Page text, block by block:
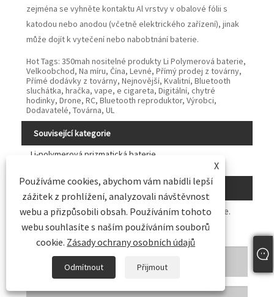
zejména se vyhněte kontaktu Al vrstvy v obalové fólii s
katodou nebo anodou (včetně elektrického zařízení), jinak
může dojít k vytečení nebo nabobtnání baterie.
Hot Tags: 350mah nositelné produkty Li Polymerová baterie,
Velkoobchod, Na míru, Čína, Levné, Přímý prodej z továrny,
Přímé dodávky z továrny, Nejnovější, Kvalitní, Bluetooth
sluchátka, hračka, vape, e cigareta, Digitální, chytré
hodinky, Drone, RC, Bluetooth reproduktor, Výrobci,
Dodavatelé, Továrna, UL
Související kategorie
Li-polymerová prizmatická baterie
Odeslat dotaz
Neváhejte a napište svůj dotaz do formuláře níže.
Odpovíme vám do 24 hodin.
X
Používáme cookies, abychom vám nabídli lepší
zážitek z prohlížení, analyzovali návštěvnost
webu a přizpůsobili obsah. Používáním tohoto
webu souhlasíte s naším používáním souborů
cookie. Zásady ochrany osobních údajů
Odmítnout Přijmout